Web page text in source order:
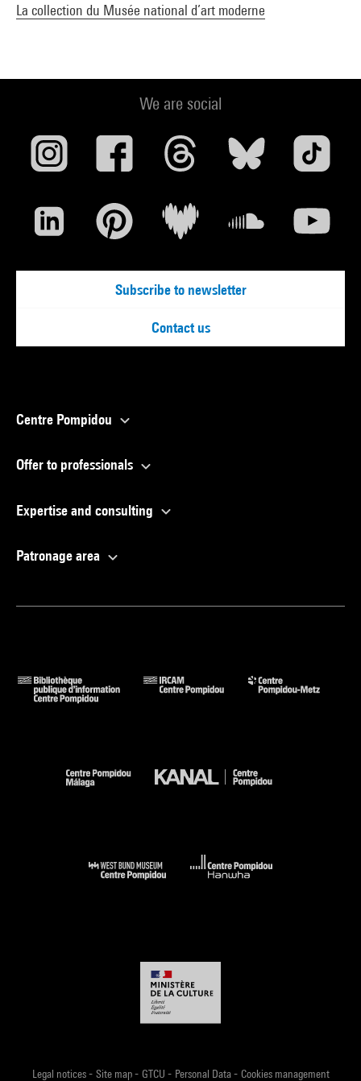
La collection du Musée national d’art moderne
We are social
Subscribe to newsletter
Contact us
Centre Pompidou
Offer to professionals
Expertise and consulting
Patronage area
Legal notices- Site map- GTCU - Personal Data- Cookies management